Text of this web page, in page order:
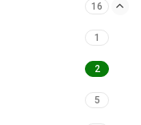
16
1
2
5